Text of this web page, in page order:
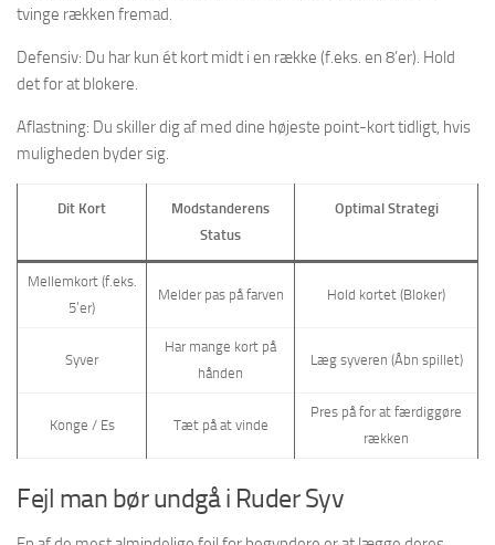
tvinge rækken fremad.
Defensiv: Du har kun ét kort midt i en række (f.eks. en 8’er). Hold
det for at blokere.
Aflastning: Du skiller dig af med dine højeste point-kort tidligt, hvis
muligheden byder sig.
Dit Kort
Modstanderens
Status
Optimal Strategi
Mellemkort (f.eks.
5’er)
Melder pas på farven Hold kortet (Bloker)
Syver
Har mange kort på
hånden
Læg syveren (Åbn spillet)
Konge / Es Tæt på at vinde
Pres på for at færdiggøre
rækken
Fejl man bør undgå i Ruder Syv